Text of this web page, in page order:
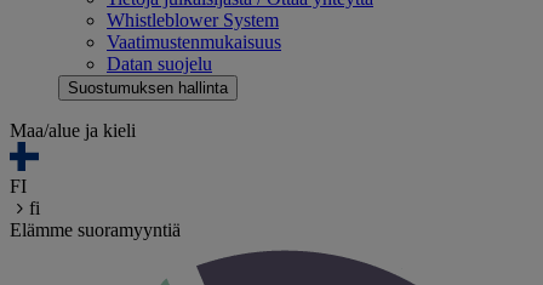
Whistleblower System
Vaatimustenmukaisuus
Datan suojelu
Suostumuksen hallinta
Maa/alue ja kieli
FI
fi
Elämme suoramyyntiä